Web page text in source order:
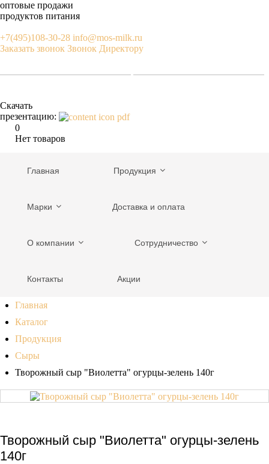
оптовые продажи
продуктов питания
+7(495)108-30-28 info@mos-milk.ru
Заказать звонок Звонок Директору
Скачать
презентацию:
0
Нет товаров
Главная Продукция
Марки Доставка и оплата
О компании Сотрудничество
Контакты Акции
Главная
Каталог
Продукция
Сыры
Творожный сыр "Виолетта" огурцы-зелень 140г
Творожный сыр "Виолетта" огурцы-зелень
140г